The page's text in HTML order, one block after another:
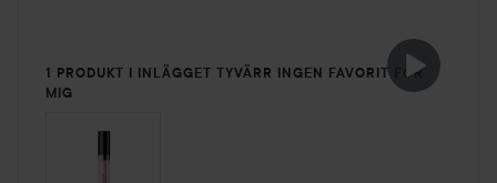
1 PRODUKT I INLÄGGET TYVÄRR INGEN FAVORIT FÖR
MIG